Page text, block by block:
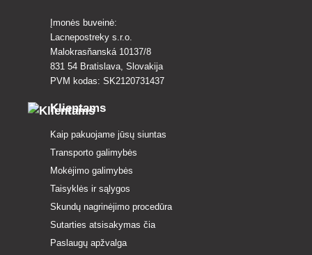
Įmonės buveinė:
Lacnepostreky s.r.o.
Malokrasňanská 10137/8
831 54 Bratislava, Slovakija
PVM kodas: SK2120731437
Klientams
Kaip pakuojame jūsų siuntas
Transporto galimybės
Mokėjimo galimybės
Taisyklės ir sąlygos
Skundų nagrinėjimo procedūra
Sutarties atsisakymas čia
Paslaugų apžvalga